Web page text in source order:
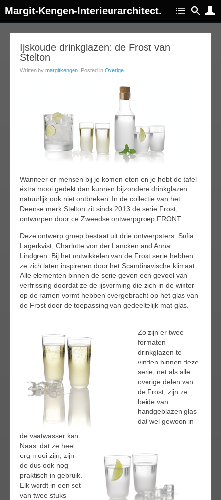
Margit-Kengen-Interieurarchitect.
Ijskoude drinkglazen: de Frost van
Stelton
Written by margitkengen . Posted in Overige
Wanneer er mensen bij je komen eten en je hebt de tafel
éxtra mooi gedekt dan kunnen bijzondere drinkglazen
natuurlijk ook niet ontbreken. In de collectie van het
Deense merk Stelton zit sinds 2013 de serie Frost,
ontworpen door de Zweedse ontwerpgroep FRONT.
Deze ontwerp groep bestaat uit drie ontwerpsters: Sofia
Lagerkvist, Charlotte von der Lancken and Anna
Lindgren. Bij het ontwikkelen van de Frost serie hebben
ze zich laten inspireren door het Scandinavische klimaat.
Alle elementen binnen de serie geven een gevoel van
verfrissing doordat ze de ijsvorming die zich in de winter
op de ramen vormt hebben overgebracht op het glas van
de Frost door de toepassing van gedeeltelijk mat glas.
Zo zijn er twee
formaten
drinkglazen te
vinden binnen deze
serie, net als alle
overige delen van
de Frost, zijn ze
beide van
handgeblazen glas
dat wel gewoon in
de vaatwasser kan.
Naast dat ze heel
erg mooi zijn, zijn
de dus ook nog
praktisch in gebruik.
Elk wordt in een set
van twee stuks